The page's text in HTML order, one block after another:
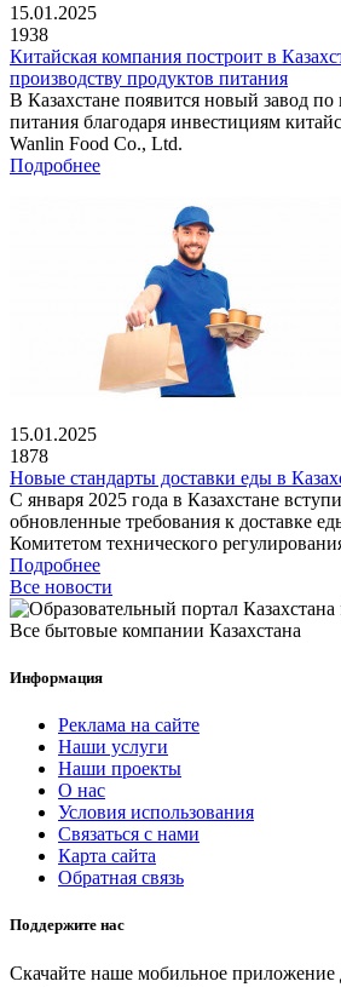
15.01.2025
1938
Китайская компания построит в
производству продуктов питания
В Казахстане появится новый завод по
питания благодаря инвестициям
Wanlin Food Co., Ltd.
Подробнее
15.01.2025
1878
Новые стандарты доставки еды в
С января 2025 года в Казахстане
обновленные требования к доставке
Комитетом технического
Подробнее
Все новости
Все бытовые компании Казахстана
Информация
Реклама на сайте
Наши услуги
Наши проекты
О нас
Условия использования
Связаться с нами
Карта сайта
Обратная связь
Поддержите нас
Скачайте наше мобильное приложение